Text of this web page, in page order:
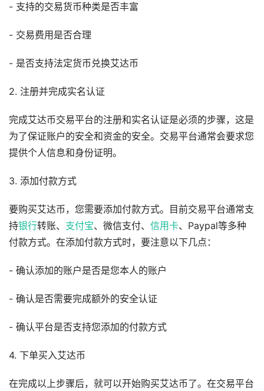
- 支持的交易货币种类是否丰富
- 交易费用是否合理
- 是否支持法定货币兑换艾达币
2. 注册并完成实名认证
完成艾达币交易平台的注册和实名认证是必须的步骤，这是
为了保证账户的安全和资金的安全。交易平台通常会要求您
提供个人信息和身份证明。
3. 添加付款方式
要购买艾达币，您需要添加付款方式。目前交易平台通常支
持银行转账、 支付宝、微信支付、 信用卡、Paypal等多种
付款方式。在添加付款方式时，要注意以下几点：
- 确认添加的账户是否是您本人的账户
- 确认是否需要完成额外的安全认证
- 确认平台是否支持您添加的付款方式
4. 下单买入艾达币
在完成以上步骤后，就可以开始购买艾达币了。在交易平台